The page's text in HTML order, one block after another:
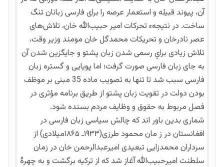
آن، پیوند قبیله و استعمار عرصه را برای فارسی زبانان تنگ
ساخت. در نتیجهء تحرکات امیر حبیب­‌الله خان، تلاش­‌های
عصر نادرخان و تحریکات محمدگل خان مومند وزیر وقت،
تلاش زیادی براي رسمی شدن زبان پشتو و جایگزین شدن آن
به­ جای زبان فارسی صورت گرفت؛ اما پویایی و گستره زبان
فارسی سبب شد تا تنها به تصویب ماده 35 مبنی بر موظف
بودن دولت در تقویت زبان پشتو از طریق برنامه مؤثری در
فصل مربوط به حقوق و وظایف مردم بسنده شود.
شماری بدین باور اند که چالش سیاسی زبان فارسی در
افغانستان در ز مان محمود طرزی(۱۹۳۳ـ ۱۸۶۵میلادی) از
سرداران محمدزایی تبعیدی امیرعبدالرحمن خان در زمان
سلطنت امیرحبیب‌الله آغاز شد که از ترکیه برگشت و به چهرۀ